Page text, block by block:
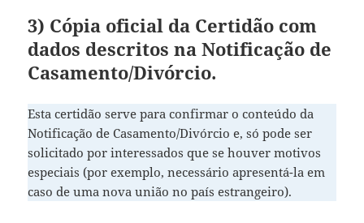
3) Cópia oficial da Certidão com
dados descritos na Notificação de
Casamento/Divórcio.
Esta certidão serve para confirmar o conteúdo da
Notificação de Casamento/Divórcio e, só pode ser
solicitado por interessados que se houver motivos
especiais (por exemplo, necessário apresentá-la em
caso de uma nova união no país estrangeiro).